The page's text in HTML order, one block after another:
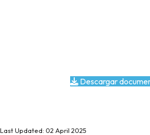
Descargar
Last Updated: 02 April 2025